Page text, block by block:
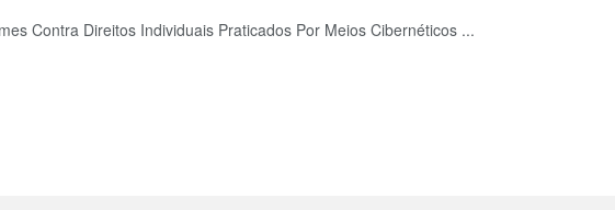
Contra Direitos Individuais Praticados Por Meios Cibernéticos ...